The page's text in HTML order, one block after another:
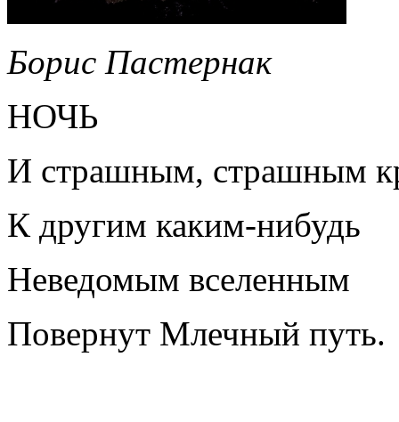
Борис Пастернак
НОЧЬ
И страшным, страшным
К другим каким-нибудь
Неведомым вселенным
Повернут Млечный путь.